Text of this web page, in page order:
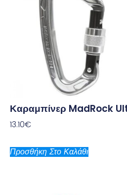
Καραμπίνερ MadRock
13.10€
Προσθήκη Στο Καλάθι